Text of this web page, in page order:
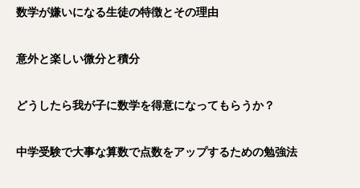
数学が嫌いになる生徒の特徴とその理由
意外と楽しい微分と積分
どうしたら我が子に数学を得意になってもらうか？
中学受験で大事な算数で点数をアップするための勉強法